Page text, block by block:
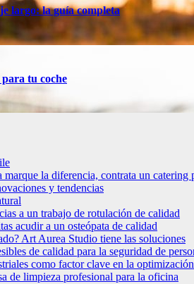
largo: la guía completa
tu coche
marque la diferencia, contrata un catering
y tendencias
a un trabajo de rotulación de calidad
acudir a un osteópata de calidad
Art Aurea Studio tiene las soluciones
de calidad para la seguridad de
como factor clave en la
de limpieza profesional para la oficina